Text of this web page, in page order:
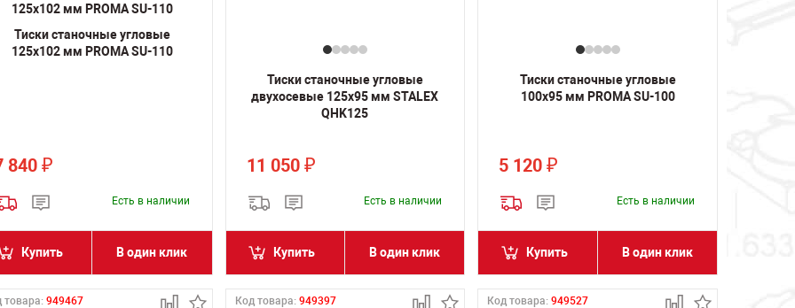
Тиски станочные угловые
125х102 мм PROMA SU-110
840 ₽
Есть в наличии
Купить В один клик
Тиски станочные угловые
двухосевые 125х95 мм STALEX
QHK125
11 050 ₽
Есть в наличии
Купить В один клик
Тиски станочные угловые
100х95 мм PROMA SU-100
5 120₽
Есть в наличии
Купить В один клик
товара: 949467 Код товара: 949397 Код товара:949527